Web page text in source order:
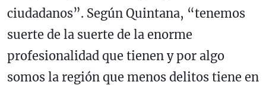
ciudadanos”. Según Quintana, “tenemos
suerte de la suerte de la enorme
profesionalidad que tienen y por algo
somos la región que menos delitos tiene en